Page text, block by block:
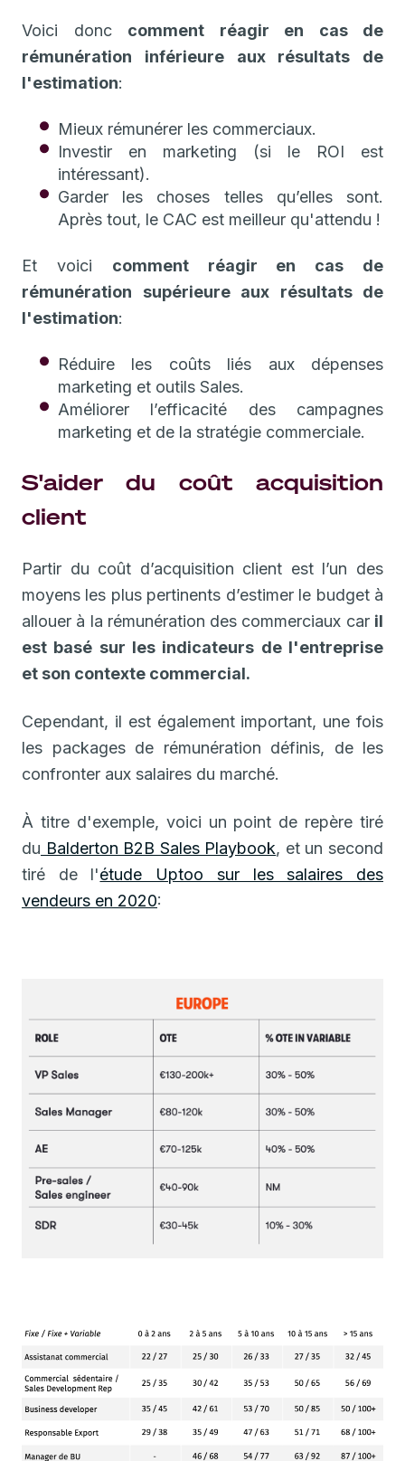
Voici donc comment réagir en cas de
rémunération inférieure aux résultats de
l'estimation:
Mieux rémunérer les commerciaux.
Investir en marketing (si le ROI est
intéressant).
Garder les choses telles qu’elles sont.
Après tout, le CAC est meilleur qu'attendu !
Et voici comment réagir en cas de
rémunération supérieure aux résultats de
l'estimation:
Réduire les coûts liés aux dépenses
marketing et outils Sales.
Améliorer l’efficacité des campagnes
marketing et de la stratégie commerciale.
S'aider du coût acquisition
client
Partir du coût d’acquisition client est l’un des
moyens les plus pertinents d’estimer le budget à
allouer à la rémunération des commerciaux car il
est basé sur les indicateurs de l'entreprise
et son contexte commercial.
Cependant, il est également important, une fois
les packages de rémunération définis, de les
confronter aux salaires du marché.
À titre d'exemple, voici un point de repère tiré
du Balderton B2B Sales Playbook, et un second
tiré de l'étude Uptoo sur les salaires des
vendeurs en 2020: